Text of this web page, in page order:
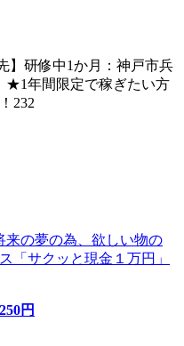
】研修中1か月：神戸市兵
年間限定で稼ぎたい方
232
の夢の為、欲しい物の
「サクッと現金１万円」
円